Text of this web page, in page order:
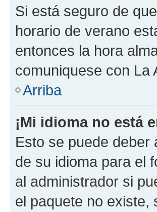
Si está seguro de
horario de verano
entonces la hora
comuniquese con La
Arriba
¡Mi idioma no está
Esto se puede deber
de su idioma para el
al administrador si
el paquete no existe,